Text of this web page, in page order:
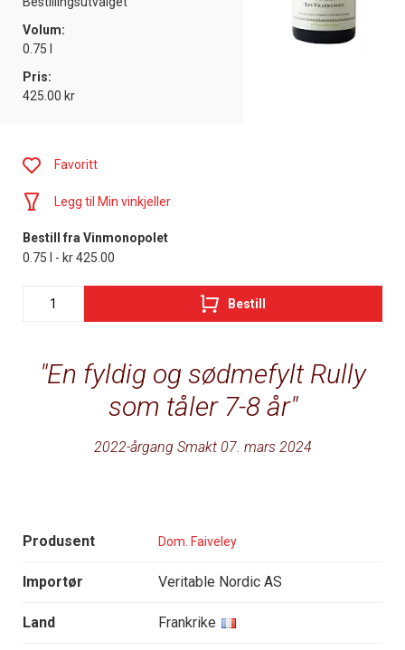
Volum:
0.75 l
Pris:
425.00 kr
En fyldig og sødmefylt Rully
som tåler 7-8 år
2022-årgang Smakt 07. mars 2024
Produsent Dom. Faiveley
Importør Veritable Nordic AS
Land Frankrike
Favoritt
Legg til Min vinkjeller
Bestill fra Vinmonopolet
0.75 l - kr 425.00
Bestill